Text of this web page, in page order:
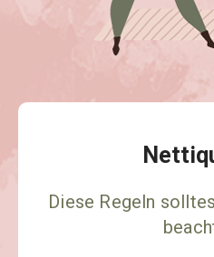
Diese Regeln